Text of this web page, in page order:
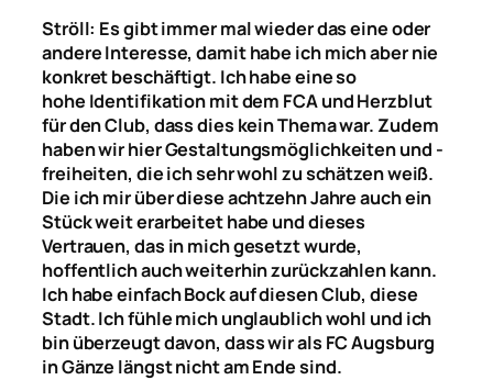
Ströll: Es gibt immer mal wieder das eine oder
andere Interesse, damit habe ich mich aber nie
konkret beschäftigt. Ich habe eine so
hohe Identifikation mit dem FCA und Herzblut
für den Club, dass dies kein Thema war. Zudem
haben wir hier Gestaltungsmöglichkeiten und -
freiheiten, die ich sehr wohl zu schätzen weiß.
Die ich mir über diese achtzehn Jahre auch ein
Stück weit erarbeitet habe und dieses
Vertrauen, das in mich gesetzt wurde,
hoffentlich auch weiterhin zurückzahlen kann.
Ich habe einfach Bock auf diesen Club, diese
Stadt. Ich fühle mich unglaublich wohl und ich
bin überzeugt davon, dass wir als FC Augsburg
in Gänze längst nicht am Ende sind.